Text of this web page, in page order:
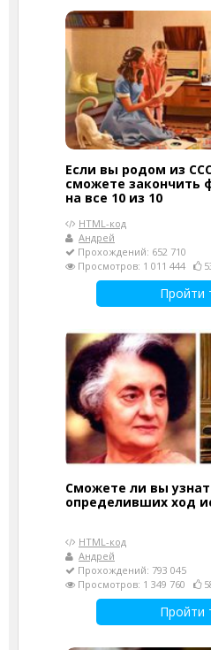
Если вы родом из
сможете закончить
на все 10 из 10
HTML-код
Андрей
Прохождений: 652 710
Просмотров: 1 011 444
Пройти
Сможете ли вы
определивших ход
HTML-код
Андрей
Прохождений: 793 045
Просмотров: 1 349 760
Пройти